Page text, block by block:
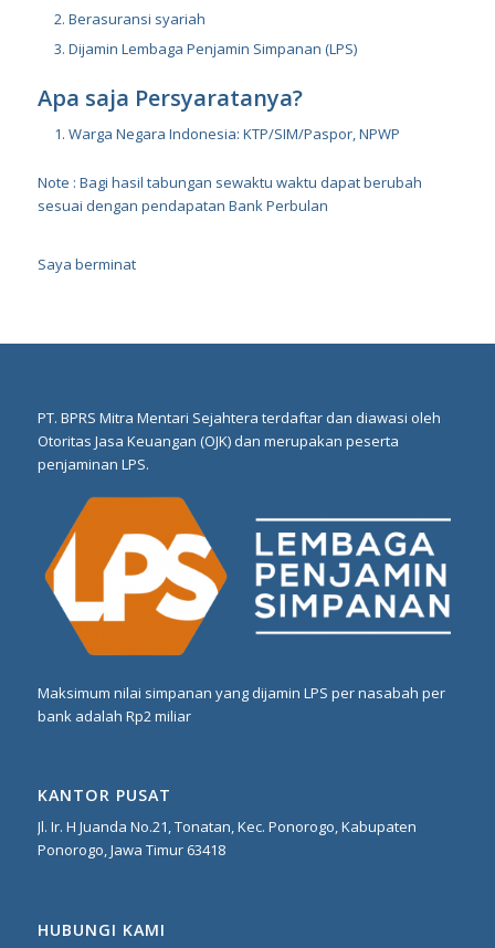
Berasuransi syariah
Dijamin Lembaga Penjamin Simpanan (LPS)
Apa saja Persyaratanya?
Warga Negara Indonesia: KTP/SIM/Paspor, NPWP
Note : Bagi hasil tabungan sewaktu waktu dapat berubah
sesuai dengan pendapatan Bank Perbulan
Saya berminat
PT. BPRS Mitra Mentari Sejahtera terdaftar dan diawasi oleh
Otoritas Jasa Keuangan (OJK) dan merupakan peserta
penjaminan LPS.
Maksimum nilai simpanan yang dijamin LPS per nasabah per
bank adalah Rp2 miliar
KANTOR PUSAT
Jl. Ir. H Juanda No.21, Tonatan, Kec. Ponorogo, Kabupaten
Ponorogo, Jawa Timur 63418
HUBUNGI KAMI